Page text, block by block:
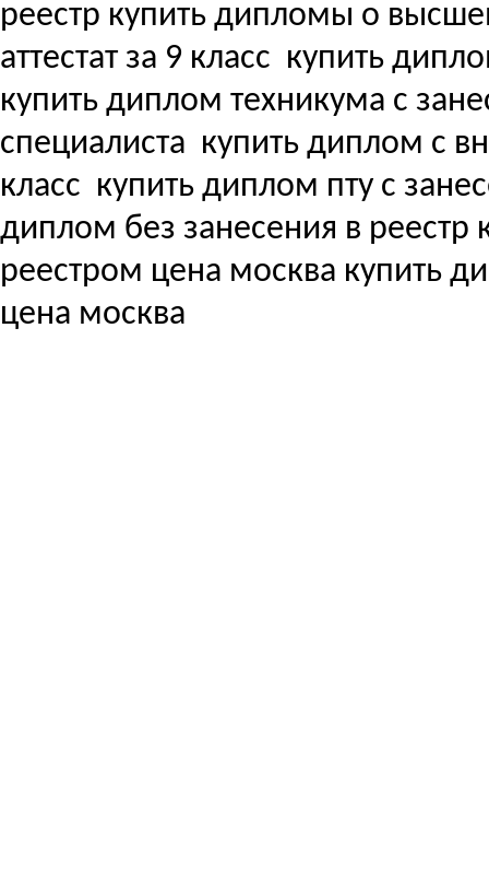
реестр купить дипломы о
аттестат за 9 класс купить
купить диплом техникума с
специалиста купить диплом с
класс купить диплом пту с
диплом без занесения в реестр
реестром цена москва купить
цена москва